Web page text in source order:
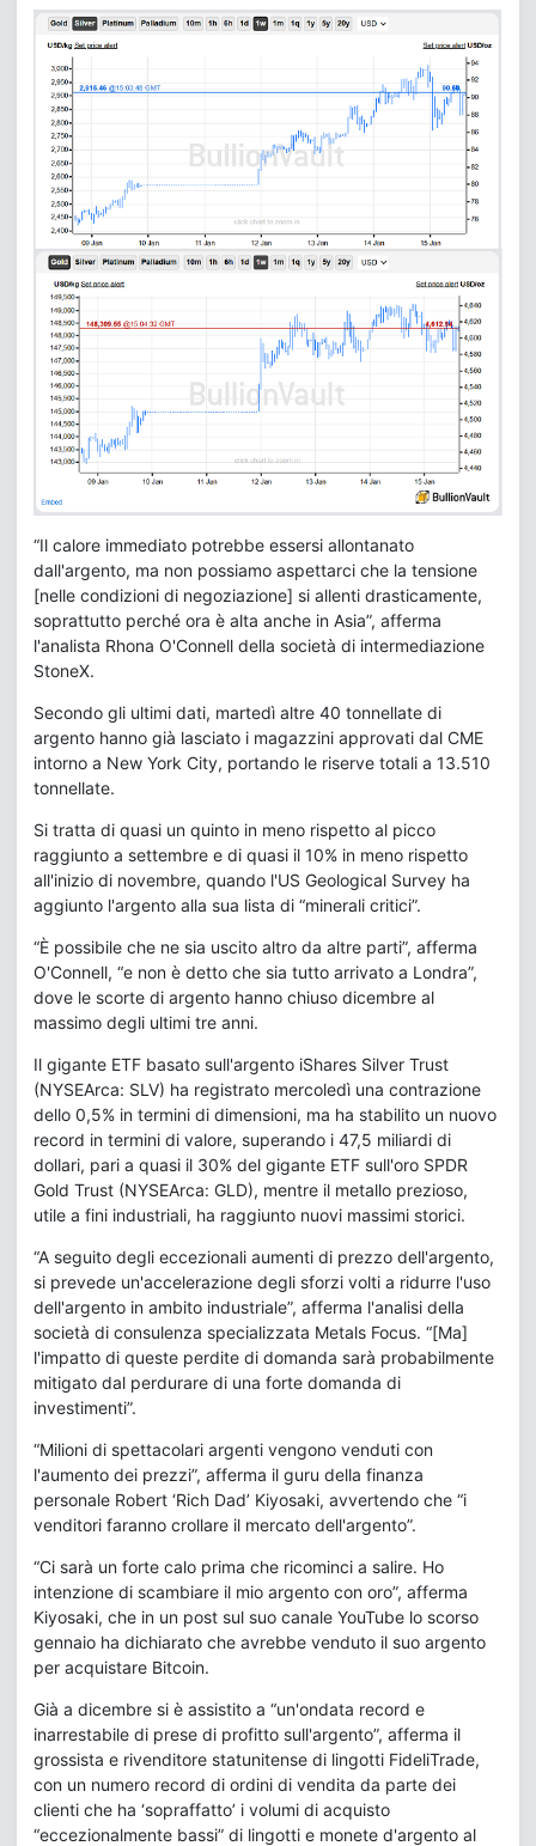
“Il calore immediato potrebbe essersi allontanato
dall'argento, ma non possiamo aspettarci che la tensione
[nelle condizioni di negoziazione] si allenti drasticamente,
soprattutto perché ora è alta anche in Asia”, afferma
l'analista Rhona O'Connell della società di intermediazione
StoneX.
Secondo gli ultimi dati, martedì altre 40 tonnellate di
argento hanno già lasciato i magazzini approvati dal CME
intorno a New York City, portando le riserve totali a 13.510
tonnellate.
Si tratta di quasi un quinto in meno rispetto al picco
raggiunto a settembre e di quasi il 10% in meno rispetto
all'inizio di novembre, quando l'US Geological Survey ha
aggiunto l'argento alla sua lista di “minerali critici”.
“È possibile che ne sia uscito altro da altre parti”, afferma
O'Connell, “e non è detto che sia tutto arrivato a Londra”,
dove le scorte di argento hanno chiuso dicembre al
massimo degli ultimi tre anni.
Il gigante ETF basato sull'argento iShares Silver Trust
(NYSEArca: SLV) ha registrato mercoledì una contrazione
dello 0,5% in termini di dimensioni, ma ha stabilito un nuovo
record in termini di valore, superando i 47,5 miliardi di
dollari, pari a quasi il 30% del gigante ETF sull'oro SPDR
Gold Trust (NYSEArca: GLD), mentre il metallo prezioso,
utile a fini industriali, ha raggiunto nuovi massimi storici.
“A seguito degli eccezionali aumenti di prezzo dell'argento,
si prevede un'accelerazione degli sforzi volti a ridurre l'uso
dell'argento in ambito industriale”, afferma l'analisi della
società di consulenza specializzata Metals Focus. “[Ma]
l'impatto di queste perdite di domanda sarà probabilmente
mitigato dal perdurare di una forte domanda di
investimenti”.
“Milioni di spettacolari argenti vengono venduti con
l'aumento dei prezzi”, afferma il guru della finanza
personale Robert ‘Rich Dad’ Kiyosaki, avvertendo che “i
venditori faranno crollare il mercato dell'argento”.
“Ci sarà un forte calo prima che ricominci a salire. Ho
intenzione di scambiare il mio argento con oro”, afferma
Kiyosaki, che in un post sul suo canale YouTube lo scorso
gennaio ha dichiarato che avrebbe venduto il suo argento
per acquistare Bitcoin.
Già a dicembre si è assistito a “un'ondata record e
inarrestabile di prese di profitto sull'argento”, afferma il
grossista e rivenditore statunitense di lingotti FideliTrade,
con un numero record di ordini di vendita da parte dei
clienti che ha ‘sopraffatto’ i volumi di acquisto
“eccezionalmente bassi” di lingotti e monete d'argento al